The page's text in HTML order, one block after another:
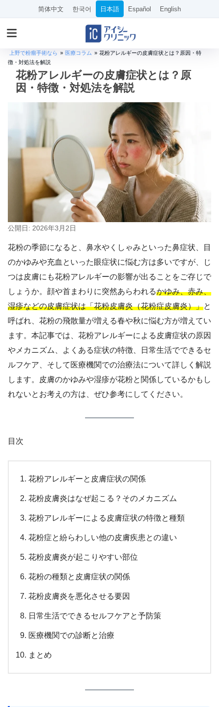
简体中文 한국어 日本語 Español English
上野で粉瘤手術なら » 医療コラム » 花粉アレルギーの皮膚症状とは？原因・特
徴・対処法を解説
花粉アレルギーの皮膚症状とは？原
因・特徴・対処法を解説
公開日: 2026年3月2日
花粉の季節になると、鼻水やくしゃみといった鼻症状、目
のかゆみや充血といった眼症状に悩む方は多いですが、じ
つは皮膚にも花粉アレルギーの影響が出ることをご存じで
しょうか。顔や首まわりに突然あらわれるかゆみ、赤み、
湿疹などの皮膚症状は「花粉皮膚炎（花粉症皮膚炎）」と
呼ばれ、花粉の飛散量が増える春や秋に悩む方が増えてい
ます。本記事では、花粉アレルギーによる皮膚症状の原因
やメカニズム、よくある症状の特徴、日常生活でできるセ
ルフケア、そして医療機関での治療法について詳しく解説
します。皮膚のかゆみや湿疹が花粉と関係しているかもし
れないとお考えの方は、ぜひ参考にしてください。
目次
花粉アレルギーと皮膚症状の関係
花粉皮膚炎はなぜ起こる？そのメカニズム
花粉アレルギーによる皮膚症状の特徴と種類
花粉症と紛らわしい他の皮膚疾患との違い
花粉皮膚炎が起こりやすい部位
花粉の種類と皮膚症状の関係
花粉皮膚炎を悪化させる要因
日常生活でできるセルフケアと予防策
医療機関での診断と治療
まとめ